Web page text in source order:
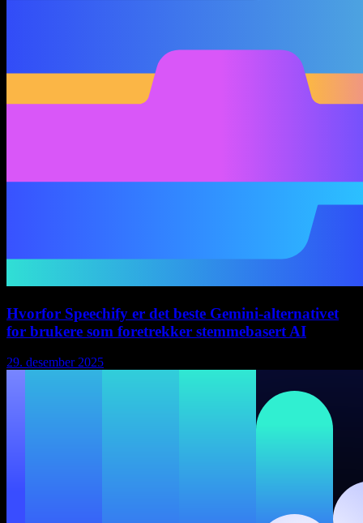
Hvorfor Speechify er det beste Gemini-alternativet
for brukere som foretrekker stemmebasert AI
29. desember 2025